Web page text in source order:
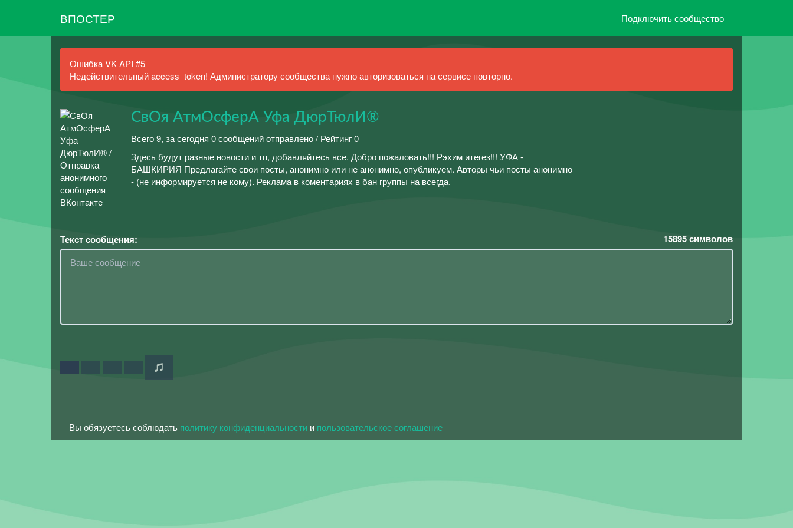
ВПОСТЕР Подключить сообщество
Ошибка VK API #5
Недействительный access_token! Администратору сообщества нужно авторизоваться на сервисе повторно.
СвОя АтмОсферА Уфа ДюрТюлИ®
Всего 9, за сегодня 0 сообщений отправлено / Рейтинг 0
Здесь будут разные новости и тп, добавляйтесь все. Добро пожаловать!!! Рэхим итегез!!! УФА -
БАШКИРИЯ Предлагайте свои посты, анонимно или не анонимно, опубликуем. Авторы чьи посты анонимно
- (не информируется не кому). Реклама в коментариях в бан группы на всегда.
Текст сообщения: 15895символов
Вы обязуетесь соблюдать политику конфиденциальности и пользовательское соглашение